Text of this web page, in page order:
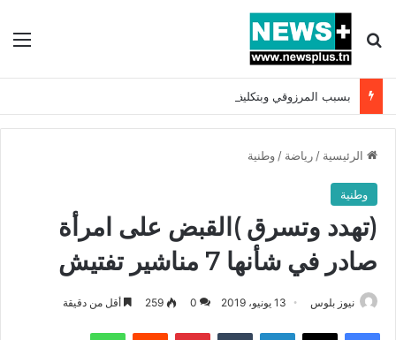
بحث عن
الرئيسية / رياضة / وطنية
وطنية
(تهدد وتسرق )القبض على امرأة
صادر في شأنها 7 مناشير تفتيش
نيوز بلوس 13 يونيو، 2019 0
259 أقل من دقيقة
فيسبوك X لينكدإن بينتيريست واتساب